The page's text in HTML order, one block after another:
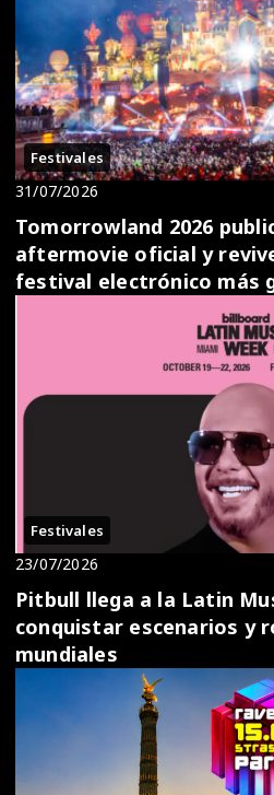
Festivales
31/07/2026
Tomorrowland 2026
aftermovie oficial y
festival electrónico más
Festivales
23/07/2026
Pitbull llega a la Latin
conquistar escenarios y
mundiales